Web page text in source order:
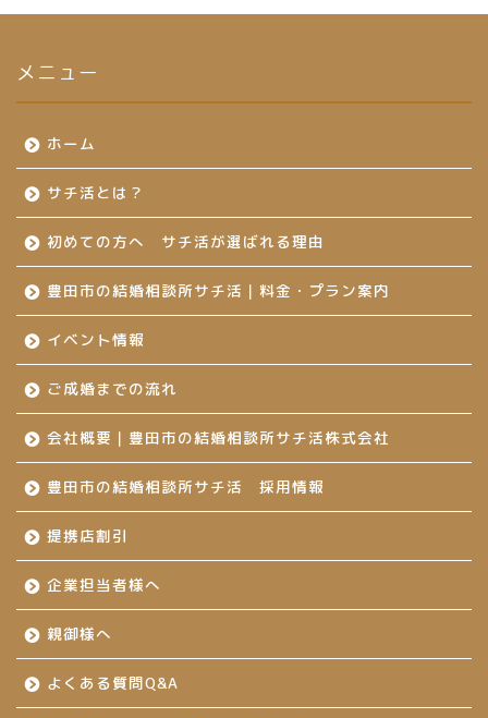
メニュー
ホーム
サチ活とは？
初めての方へ サチ活が選ばれる理由
豊田市の結婚相談所サチ活｜料金・プラン案内
イベント情報
ご成婚までの流れ
会社概要｜豊田市の結婚相談所サチ活株式会社
豊田市の結婚相談所サチ活 採用情報
提携店割引
企業担当者様へ
親御様へ
よくある質問Q&A